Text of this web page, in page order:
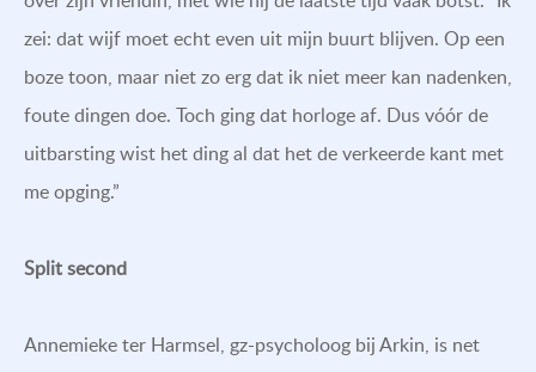
zei: dat wijf moet echt even uit mijn buurt blijven. Op een
boze toon, maar niet zo erg dat ik niet meer kan nadenken,
foute dingen doe. Toch ging dat horloge af. Dus vóór de
uitbarsting wist het ding al dat het de verkeerde kant met
me opging.”
Split second
Annemieke ter Harmsel, gz-psycholoog bij Arkin, is net